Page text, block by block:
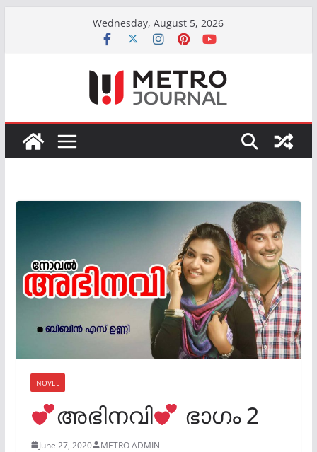
Wednesday, August 5, 2026
NOVEL
അഭിനവി ഭാഗം 2
June 27, 2020 METRO ADMIN